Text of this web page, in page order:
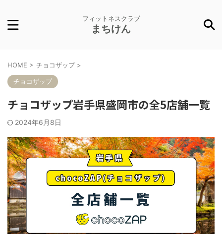
フィットネスクラブ
まちけん
HOME > チョコザップ >
チョコザップ
チョコザップ岩手県盛岡市の全5店舗一覧
2024年6月8日